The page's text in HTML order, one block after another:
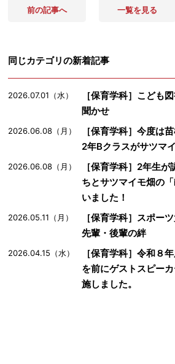
前の記事へ 一覧を見る
同じカテゴリの新着記事
2026.07.01（水）
［保育学科］こども
聞かせ
2026.06.08（月）
［保育学科］今度は
2年Bクラスがサツマ
2026.06.08（月）
［保育学科］2年生
ちとサツマイモ畑の
いました！
2026.05.11（月）
［保育学科］スポー
先輩・後輩の絆
2026.04.15（水）
［保育学科］令和８
を前にゲストスピー
施しました。